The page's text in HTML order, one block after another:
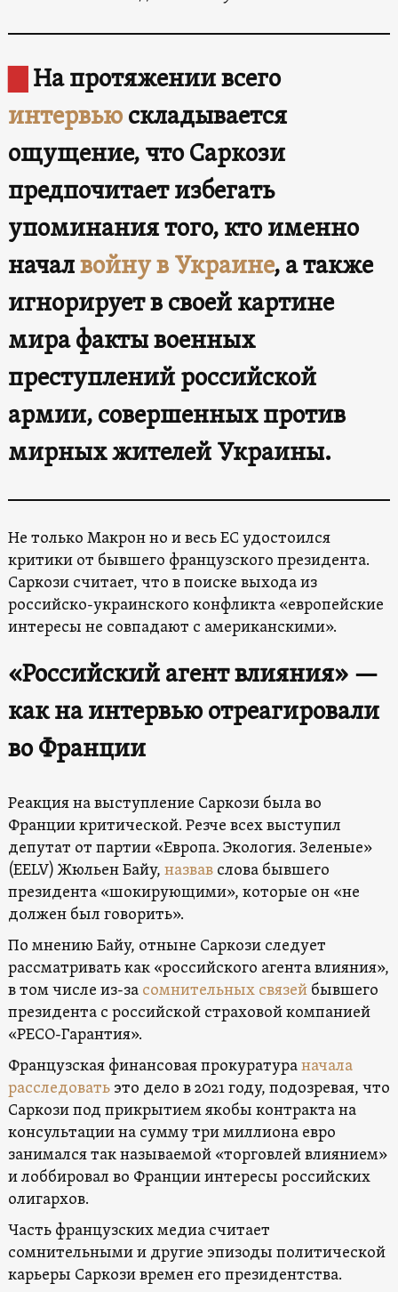
На протяжении всего
интервьюскладывается
ощущение, что Саркози
предпочитает избегать
упоминания того, кто именно
началвойну в Украине, а также
игнорирует в своей картине
мира факты военных
преступлений российской
армии, совершенных против
мирных жителей Украины.
Не только Макрон но и весь ЕС удостоился
критики от бывшего французского президента.
Саркози считает, что в поиске выхода из
российско-украинского конфликта «европейские
интересы не совпадают с американскими».
«Российский агент влияния» —
как на интервью отреагировали
во Франции
Реакция на выступление Саркози была во
Франции критической. Резче всех выступил
депутат от партии «Европа. Экология. Зеленые»
(EELV) Жюльен Байу, назвавслова бывшего
президента «шокирующими», которые он «не
должен был говорить».
По мнению Байу, отныне Саркози следует
рассматривать как «российского агента влияния»,
в том числе из-за сомнительных связейбывшего
президента с российской страховой компанией
«РЕСО-Гарантия».
Французская финансовая прокуратураначала
расследоватьэто дело в 2021 году, подозревая, что
Саркози под прикрытием якобы контракта на
консультации на сумму три миллиона евро
занимался так называемой «торговлей влиянием»
и лоббировал во Франции интересы российских
олигархов.
Часть французских медиа считает
сомнительными и другие эпизоды политической
карьеры Саркози времен его президентства.